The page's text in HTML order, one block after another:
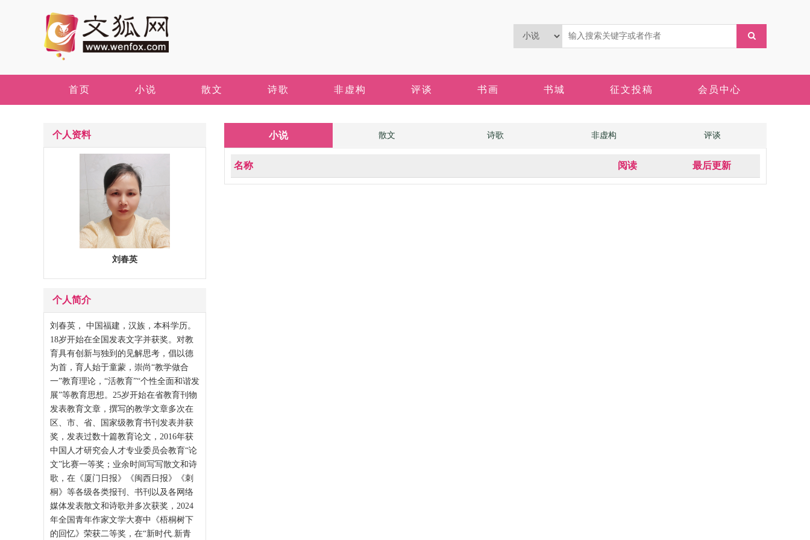
首页 小说 散文 诗歌 非虚构 评谈 书画 书城 征文投稿 会员中心
个人资料
刘春英
个人简介
刘春英， 中国福建，汉族，本科学历。
18岁开始在全国发表文字并获奖。对教
育具有创新与独到的见解思考，倡以德
为首，育人始于童蒙，崇尚“教学做合
一”教育理论，“活教育”“个性全面和谐发
展”等教育思想。25岁开始在省教育刊物
发表教育文章，撰写的教学文章多次在
区、市、省、国家级教育书刊发表并获
奖，发表过数十篇教育论文，2016年获
中国人才研究会人才专业委员会教育“论
文”比赛一等奖；业余时间写写散文和诗
歌，在《厦门日报》《闽西日报》《刺
桐》等各级各类报刊、书刊以及各网络
媒体发表散文和诗歌并多次获奖，2024
年全国青年作家文学大赛中《梧桐树下
的回忆》荣获二等奖，在“新时代.新青
小说 散文 诗歌 非虚构 评谈
名称 阅读 最后更新